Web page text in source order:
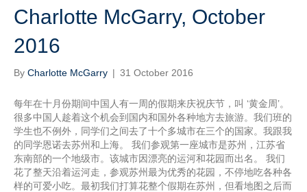
Charlotte McGarry, October
2016
By Charlotte McGarry | 31 October 2016
每年在十月份期间中国人有一周的假期来庆祝庆节，叫 ‘黄金周’。
很多中国人趁着这个机会到国内和国外各种地方去旅游。我们班的
学生也不例外，同学们之间去了十个多城市在三个的国家。我跟我
的同学恩诺去苏州和上海。 我们参观第一座城市是苏州，江苏省
东南部的一个地级市。该城市因漂亮的运河和花园而出名。 我们
花了整天沿着运河走，参观苏州最为优秀的花园，不停地吃各种各
样的可爱小吃。最初我们打算花整个假期在苏州，但看地图之后而